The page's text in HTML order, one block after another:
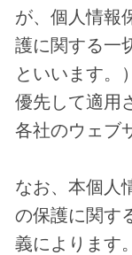
が、個人情報
護に関する一
といいます。
優先して適用
各社のウェブ
なお、本個人
の保護に関す
義によります。